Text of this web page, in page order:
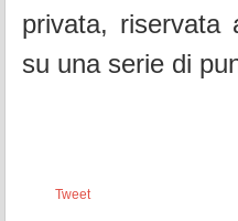
privata, riservata
su una serie di
Tweet